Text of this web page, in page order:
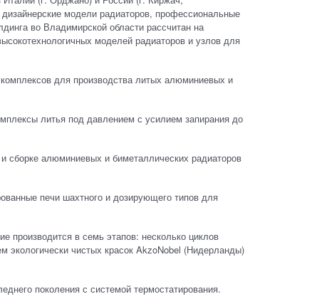
модели радиаторов, профессиональные
во Владимирской области рассчитан на
моделей радиаторов и узлов для
для производства литых алюминиевых и
литья под давлением с усилием запирания до
сборке алюминиевых и биметаллических радиаторов
печи шахтного и дозирующего типов для
производится в семь этапов: несколько циклов
экологически чистых красок AkzoNobel (Нидерланды)
поколения с системой термостатирования.